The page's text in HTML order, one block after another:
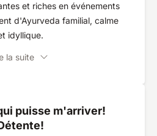
l'équipe d'Amandro.
Ayubowan.
et riches en événements
d'Ayurveda familial, calme
idyllique.
la suite
puisse m'arriver!